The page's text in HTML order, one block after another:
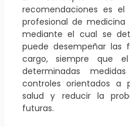
recomendaciones es
profesional de
mediante el cual se
puede desempeñar las
cargo, siempre que
determinadas
controles orientados a
salud y reducir la
futuras.